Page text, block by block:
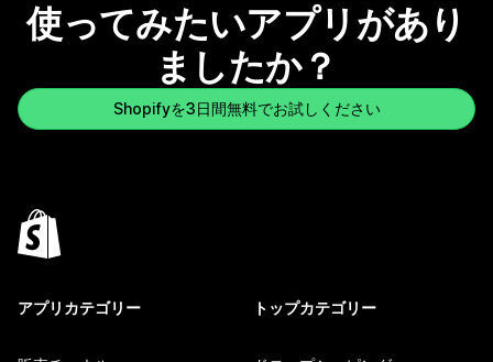
使ってみたいアプリがあり
ましたか？
Shopifyを3日間無料でお試しください
アプリカテゴリー トップカテゴリー